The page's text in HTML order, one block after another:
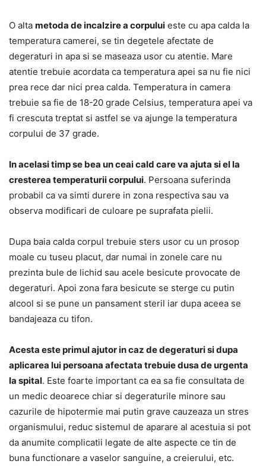
O alta metoda de incalzire a corpului este cu apa calda la
temperatura camerei, se tin degetele afectate de
degeraturi in apa si se maseaza usor cu atentie. Mare
atentie trebuie acordata ca temperatura apei sa nu fie nici
prea rece dar nici prea calda. Temperatura in camera
trebuie sa fie de 18-20 grade Celsius, temperatura apei va
fi crescuta treptat si astfel se va ajunge la temperatura
corpului de 37 grade.
In acelasi timp se bea un ceai cald care va ajuta si el la
cresterea temperaturii corpului. Persoana suferinda
probabil ca va simti durere in zona respectiva sau va
observa modificari de culoare pe suprafata pielii.
Dupa baia calda corpul trebuie sters usor cu un prosop
moale cu tuseu placut, dar numai in zonele care nu
prezinta bule de lichid sau acele besicute provocate de
degeraturi. Apoi zona fara besicute se sterge cu putin
alcool si se pune un pansament steril iar dupa aceea se
bandajeaza cu tifon.
Acesta este primul ajutor in caz de degeraturi si dupa
aplicarea lui persoana afectata trebuie dusa de urgenta
la spital. Este foarte important ca ea sa fie consultata de
un medic deoarece chiar si degeraturile minore sau
cazurile de hipotermie mai putin grave cauzeaza un stres
organismului, reduc sistemul de aparare al acestuia si pot
da anumite complicatii legate de alte aspecte ce tin de
buna functionare a vaselor sanguine, a creierului, etc.